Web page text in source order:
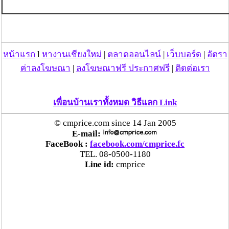
หน้าแรก l หางานเชียงใหม่ | ตลาดออนไลน์| เว็บบอร์ด | อัตรา
ค่าลงโฆษณา | ลงโฆษณาฟรี ประกาศฟรี| ติดต่อเรา
เพื่อนบ้านเราทั้งหมด วิธีแลก Link
© cmprice.com since 14 Jan 2005
E-mail:
FaceBook : facebook.com/cmprice.fc
TEL. 08-0500-1180
Line id: cmprice